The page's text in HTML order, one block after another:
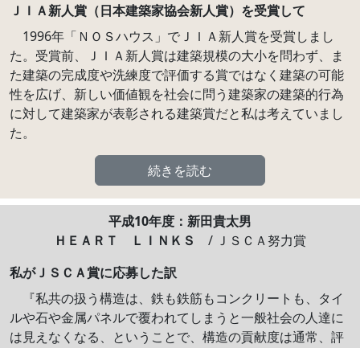
ＪＩＡ新人賞（日本建築家協会新人賞）を受賞して
1996年「ＮＯＳハウス」でＪＩＡ新人賞を受賞しまし
た。受賞前、ＪＩＡ新人賞は建築規模の大小を問わず、ま
た建築の完成度や洗練度で評価する賞ではなく建築の可能
性を広げ、新しい価値観を社会に問う建築家の建築的行為
に対して建築家が表彰される建築賞だと私は考えていまし
た。
続きを読む
平成10年度：新田貴太男
ＨＥＡＲＴ ＬＩＮＫＳ
/ ＪＳＣＡ努力賞
私がＪＳＣＡ賞に応募した訳
『私共の扱う構造は、鉄も鉄筋もコンクリートも、タイ
ルや石や金属パネルで覆われてしまうと一般社会の人達に
は見えなくなる、ということで、構造の貢献度は通常、評